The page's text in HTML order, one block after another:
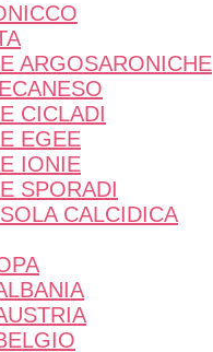
ARGOSARONICHE
CICLADI
EGEE
IONIE
SPORADI
CALCIDICA